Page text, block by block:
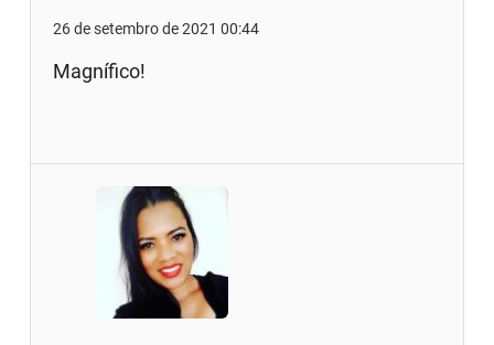
26 de setembro de 2021 00:44
Magnífico!